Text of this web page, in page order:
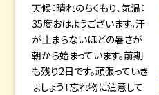
天候：晴れのちくもり、気温：
35度おはようございます。汗
が止まらないほどの暑さが
朝から始まっています。前期
も残り2日です。頑張っていき
ましょう！忘れ物に注意して